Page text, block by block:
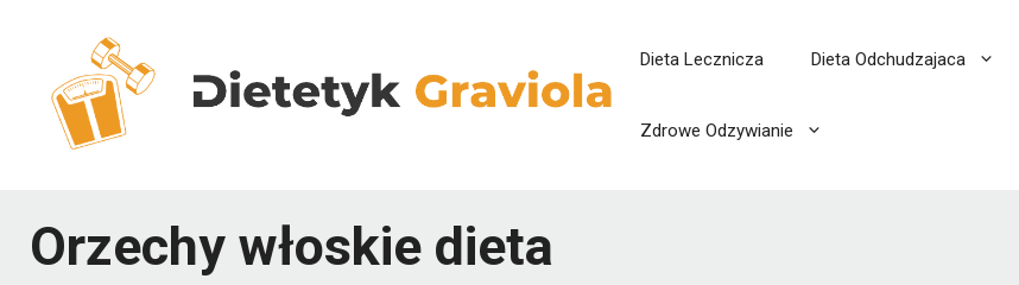
treści
Dieta Lecznicza Dieta Odchudzajaca
Zdrowe Odzywianie
Orzechy włoskie dieta